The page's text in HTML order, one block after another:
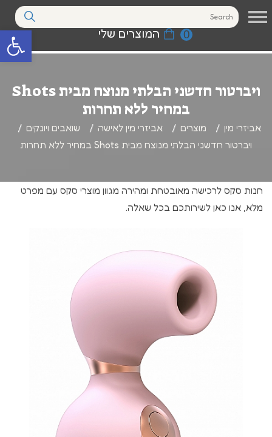
פתח סרגל 0 המוצרים שלי
ויברטור חדשני הבלתי מנוצח מבית Shots
במחיר ללא תחרות
אביזרי מין מוצרים אביזרי מין לאישה
שואבים ויונקים
ויברטור חדשני הבלתי מנוצח מבית Shots במחיר ללא תחרות
חנות סקס לרכישה מאובטחת ומהירה מגוון מוצרי סקס עם מפרט
מלא, אנו כאן לשירותכם בכל שאלה.